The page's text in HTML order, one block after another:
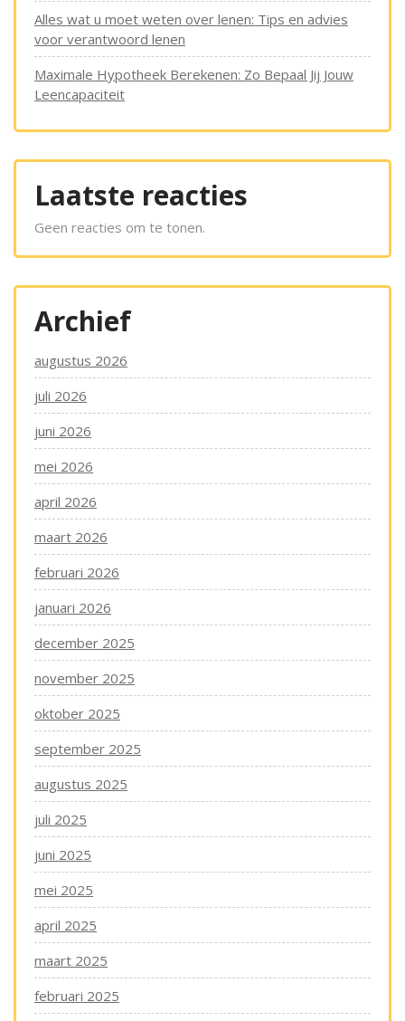
Alles wat u moet weten over lenen: Tips en advies
voor verantwoord lenen
Maximale Hypotheek Berekenen: Zo Bepaal Jij Jouw
Leencapaciteit
Laatste reacties
Geen reacties om te tonen.
Archief
augustus 2026
juli 2026
juni 2026
mei 2026
april 2026
maart 2026
februari 2026
januari 2026
december 2025
november 2025
oktober 2025
september 2025
augustus 2025
juli 2025
juni 2025
mei 2025
april 2025
maart 2025
februari 2025